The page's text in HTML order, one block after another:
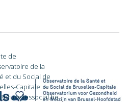
de
de la
et du Social de
Capitale ·